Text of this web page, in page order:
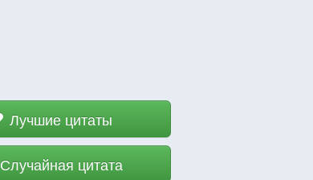
Лучшие цитаты
Случайная цитата